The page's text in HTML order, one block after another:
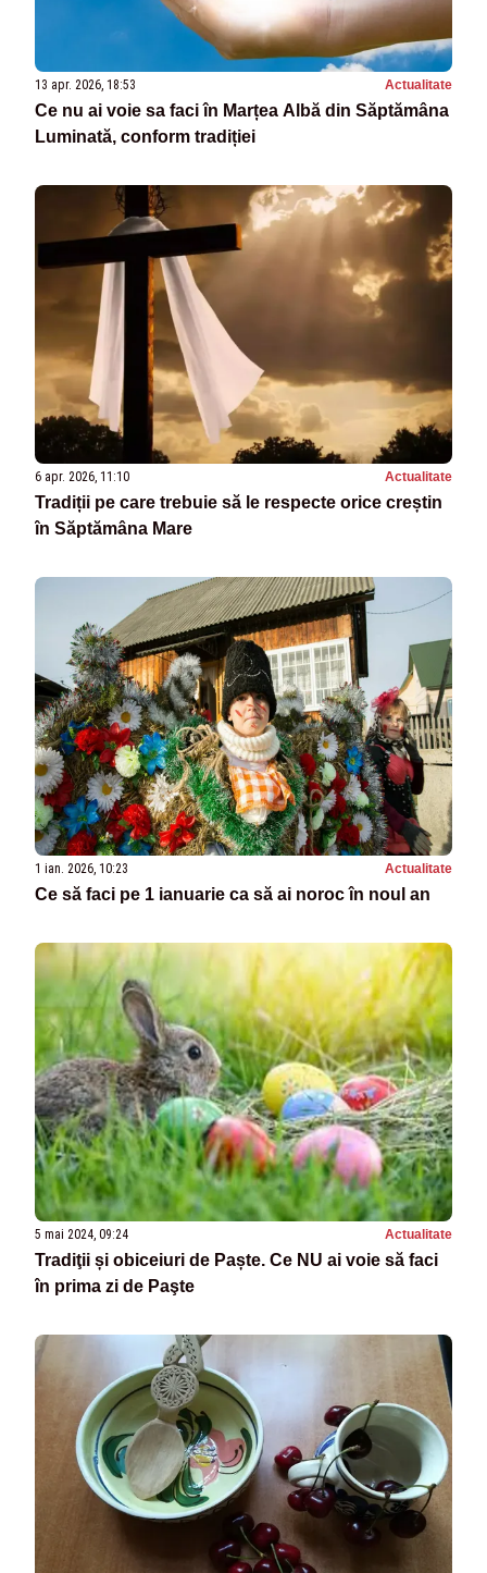
13 apr. 2026, 18:53 Actualitate
Ce nu ai voie sa faci în Marțea Albă din Săptămâna
Luminată, conform tradiției
6 apr. 2026, 11:10 Actualitate
Tradiții pe care trebuie să le respecte orice creștin
în Săptămâna Mare
1 ian. 2026, 10:23 Actualitate
Ce să faci pe 1 ianuarie ca să ai noroc în noul an
5 mai 2024, 09:24 Actualitate
Tradiţii și obiceiuri de Paște. Ce NU ai voie să faci
în prima zi de Paşte